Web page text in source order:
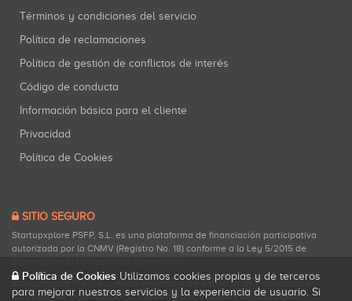
Términos y condiciones del servicio
Política de reclamaciones
Política de gestión de conflictos de interés
Código de conducta
Información básica para el cliente
Privacidad
Política de Cookies
SITIO SEGURO
Startupxplore PSFP, S.L. es una plataforma de financiación participativa
autorizada por la CNMV (Registro No. 18) conforme a la Ley 5/2015 de
Startupxplore PSFP, S.L. es un Proveedor de Servicios de Financiación
Participativa registrado en la CNMV para actividades de financiación
Política de Cookies Utilizamos cookies propias y de terceros
para mejorar nuestros servicios y la experiencia de usuario. Si